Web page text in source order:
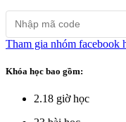
Tham gia nhóm facebook
Khóa học bao gồm:
2.18 giờ học